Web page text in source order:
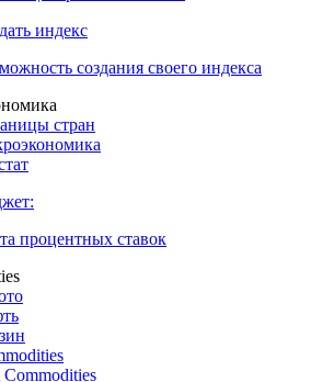
валют Центральных Банков
центральных банков
индекс
создания своего индекса
стран
процентных ставок